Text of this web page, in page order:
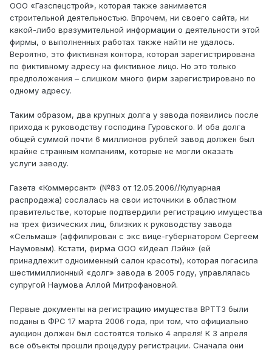
ООО «Газспецстрой», которая также занимается
строительной деятельностью. Впрочем, ни своего сайта, ни
какой-либо вразумительной информации о деятельности этой
фирмы, о выполненных работах также найти не удалось.
Вероятно, это фиктивная контора, которая зарегистрирована
по фиктивному адресу на фиктивное лицо. Но это только
предположения – слишком много фирм зарегистрировано по
одному адресу.
Таким образом, два крупных долга у завода появились после
прихода к руководству господина Гуровского. И оба долга
общей суммой почти 6 миллионов рублей завод должен был
крайне странным компаниям, которые не могли оказать
услуги заводу.
Газета «Коммерсант» (№83 от 12.05.2006//Кулуарная
распродажа) сослалась на свои источники в областном
правительстве, которые подтвердили регистрацию имущества
на трех физических лиц, близких к руководству завода
«Сельмаш» (аффилирован с экс вице-губернатором Сергеем
Наумовым). Кстати, фирма ООО «Идеал Лэйн» (ей
принадлежит одноименный салон красоты), которая погасила
шестимиллионный «долг» завода в 2005 году, управлялась
супругой Наумова Аллой Митрофановной.
Первые документы на регистрацию имущества ВРТТЗ были
поданы в ФРС 17 марта 2006 года, при том, что официально
аукцион должен был состоятся только 4 апреля! К 3 апреля
все объекты прошли процедуру регистрации. Сначала они